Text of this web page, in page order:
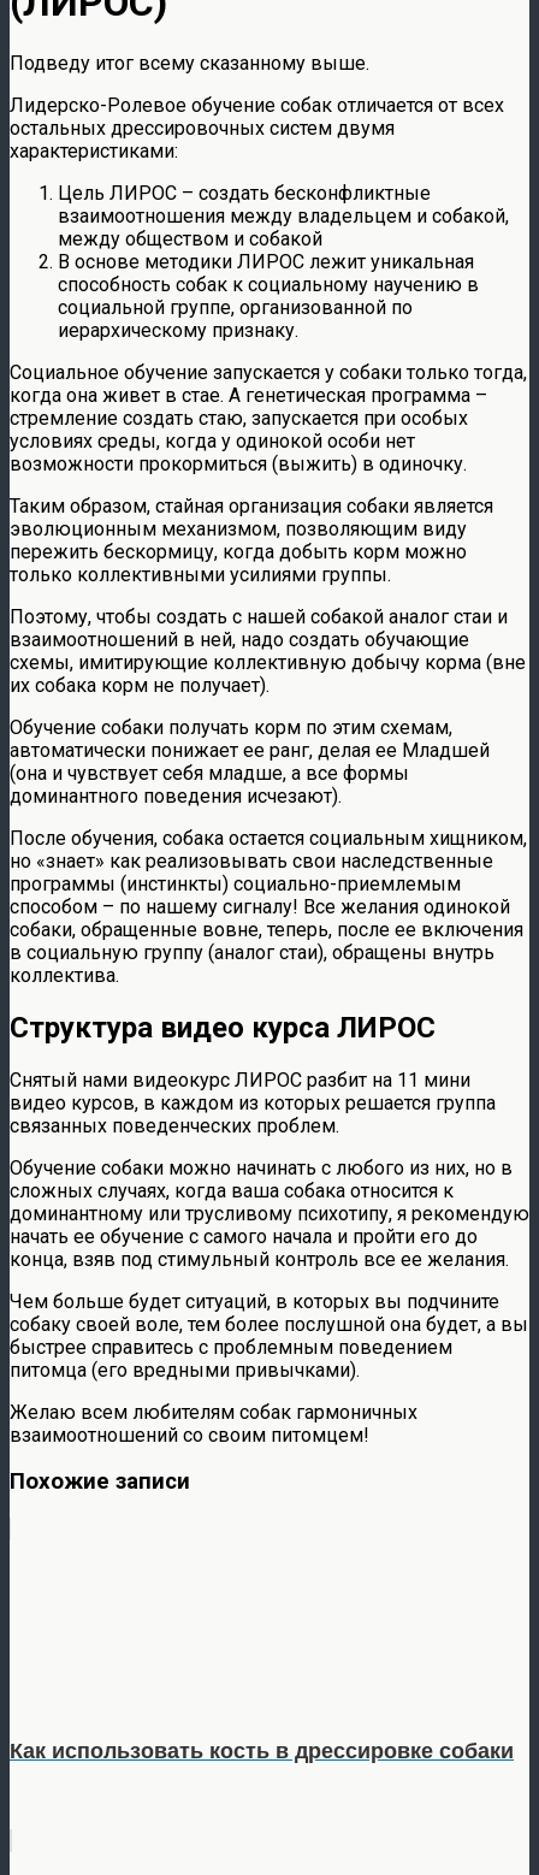
Подведу итог всему сказанному выше.
Лидерско-Ролевое обучение собак отличается от всех
остальных дрессировочных систем двумя
характеристиками:
Цель ЛИРОС – создать бесконфликтные
взаимоотношения между владельцем и собакой,
между обществом и собакой
В основе методики ЛИРОС лежит уникальная
способность собак к социальному научению в
социальной группе, организованной по
иерархическому признаку.
Социальное обучение запускается у собаки только тогда,
когда она живет в стае. А генетическая программа –
стремление создать стаю, запускается при особых
условиях среды, когда у одинокой особи нет
возможности прокормиться (выжить) в одиночку.
Таким образом, стайная организация собаки является
эволюционным механизмом, позволяющим виду
пережить бескормицу, когда добыть корм можно
только коллективными усилиями группы.
Поэтому, чтобы создать с нашей собакой аналог стаи и
взаимоотношений в ней, надо создать обучающие
схемы, имитирующие коллективную добычу корма (вне
их собака корм не получает).
Обучение собаки получать корм по этим схемам,
автоматически понижает ее ранг, делая ее Младшей
(она и чувствует себя младше, а все формы
доминантного поведения исчезают).
После обучения, собака остается социальным хищником,
но «знает» как реализовывать свои наследственные
программы (инстинкты) социально-приемлемым
способом – по нашему сигналу! Все желания одинокой
собаки, обращенные вовне, теперь, после ее включения
в социальную группу (аналог стаи), обращены внутрь
коллектива.
Структура видео курса ЛИРОС
Снятый нами видеокурс ЛИРОС разбит на 11 мини
видео курсов, в каждом из которых решается группа
связанных поведенческих проблем.
Обучение собаки можно начинать с любого из них, но в
сложных случаях, когда ваша собака относится к
доминантному или трусливому психотипу, я рекомендую
начать ее обучение с самого начала и пройти его до
конца, взяв под стимульный контроль все ее желания.
Чем больше будет ситуаций, в которых вы подчините
собаку своей воле, тем более послушной она будет, а вы
быстрее справитесь с проблемным поведением
питомца (его вредными привычками).
Желаю всем любителям собак гармоничных
взаимоотношений со своим питомцем!
Похожие записи
Как использовать кость в дрессировке собаки